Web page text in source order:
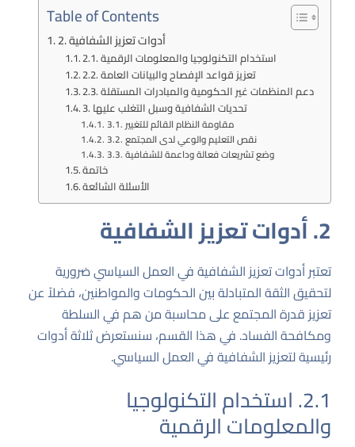
Table of Contents
2. أدوات تعزيز الشفافية
2.1. استخدام التكنولوجيا والمعلومات الرقمية
2.2. تعزيز قواعد الإفصاح والبيانات العامة
2.3. دعم المنظمات غير الحكومية والمبادرات المستقلة
3. تحديات الشفافية وسبل التغلب عليها
3.1. مقاومة النظام القائم للتغيير
3.2. نقص التعليم والوعي لدى المجتمع
3.3. وضع تشريعات فعالة وداعمة للشفافية
خاتمة
الأسئلة الشائعة
2. أدوات تعزيز الشفافية
تعتبر أدوات تعزيز الشفافية في العمل السياسي ضرورية
لتحقيق الثقة المتبادلة بين الحكومات والمواطنين، فضلاً عن
تعزيز قدرة المجتمع على محاسبة من هم في السلطة
ومكافحة الفساد. في هذا القسم، سنستعرض ثلاثة أدوات
رئيسية لتعزيز الشفافية في العمل السياسي.
2.1. استخدام التكنولوجيا
والمعلومات الرقمية